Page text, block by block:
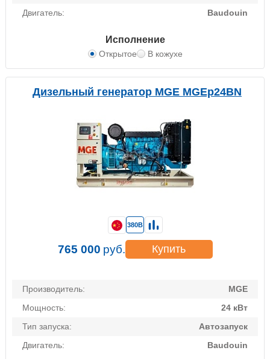
Двигатель:
Baudouin
Исполнение
Открытое В кожухе
Дизельный генератор MGE MGEp24BN
Производитель:
MGE
Мощность:
24 кВт
Тип запуска:
Автозапуск
Двигатель:
Baudouin
380В
765 000 руб. Купить